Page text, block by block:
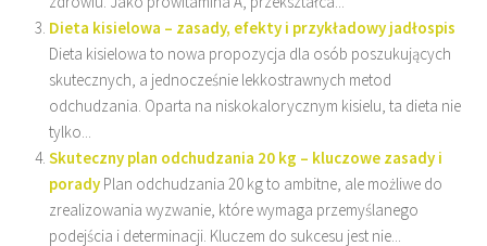
Dieta kisielowa – zasady, efekty i przykładowy jadłospis
Dieta kisielowa to nowa propozycja dla osób poszukujących
skutecznych, a jednocześnie lekkostrawnych metod
odchudzania. Oparta na niskokalorycznym kisielu, ta dieta nie
tylko...
Skuteczny plan odchudzania 20 kg – kluczowe zasady i
porady Plan odchudzania 20 kg to ambitne, ale możliwe do
zrealizowania wyzwanie, które wymaga przemyślanego
podejścia i determinacji. Kluczem do sukcesu jest nie...